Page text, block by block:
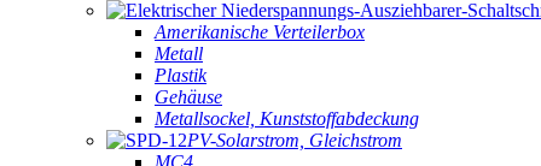
Amerikanische Verteilerbox
Metall
Plastik
Gehäuse
Metallsockel, Kunststoffabdeckung
PV-Solarstrom, Gleichstrom
MC4